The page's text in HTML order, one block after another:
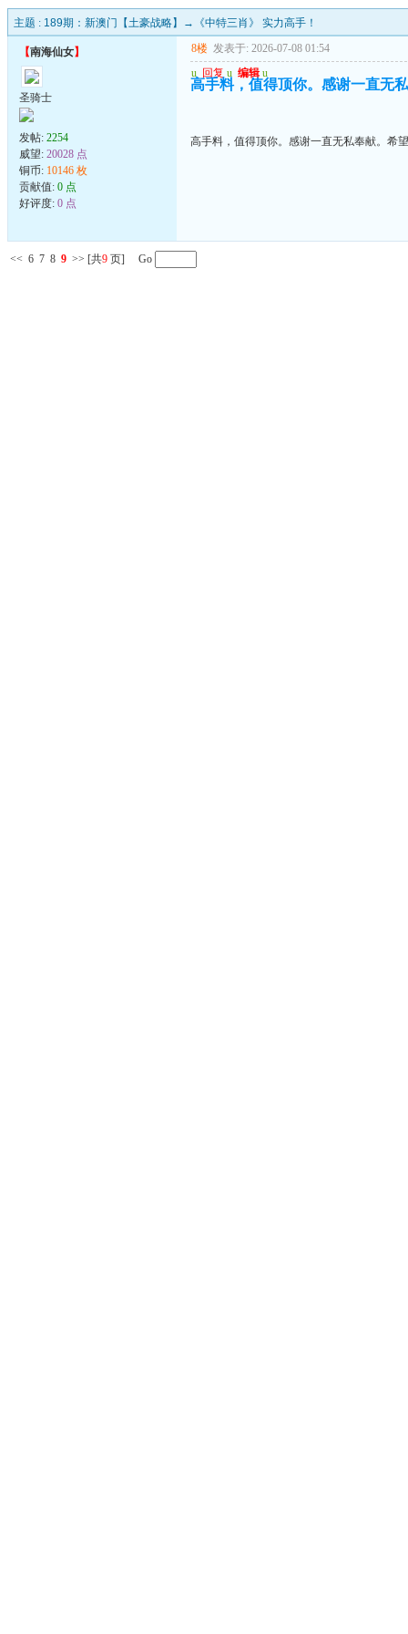
主题 : 189期：新澳门【土豪战略】→《中特三肖》 实力高手！
【南海仙女】
圣骑士
发帖: 2254
威望: 20028 点
铜币: 10146 枚
贡献值: 0 点
好评度: 0 点
8楼 发表于: 2026-07-08 01:54
u 回复 u 编辑 u
高手料，值得顶你。感谢一直无
高手料，值得顶你。感谢一直无私奉献。希
<< 6 7 8 9 >> [共9 页] Go